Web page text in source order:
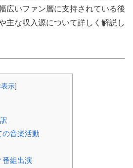
広いファン層に支持されている後
主な収入源について詳しく解説し
示]
の音楽活動
組出演